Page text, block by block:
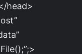
head>